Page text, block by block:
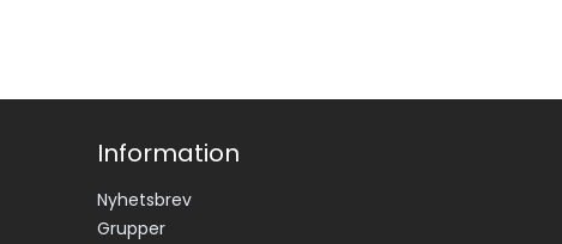
Information
Nyhetsbrev
Grupper